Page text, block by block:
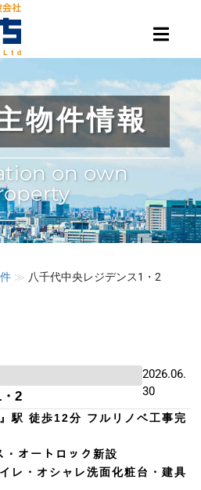
物件情報
on own
≫ 八千代中央レジデンス1・2
2
2026.06.
30
駅 徒歩12分 フルリノベ工事完
オートロック新設
レ・オシャレ洗面化粧台・建具